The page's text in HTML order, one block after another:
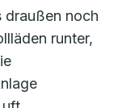
draußen noch
runter,